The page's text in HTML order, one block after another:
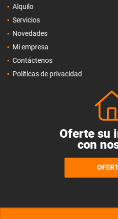
Alquilo
Servicios
Novedades
Mi empresa
Contáctenos
Políticas de privacidad
Oferte su
con